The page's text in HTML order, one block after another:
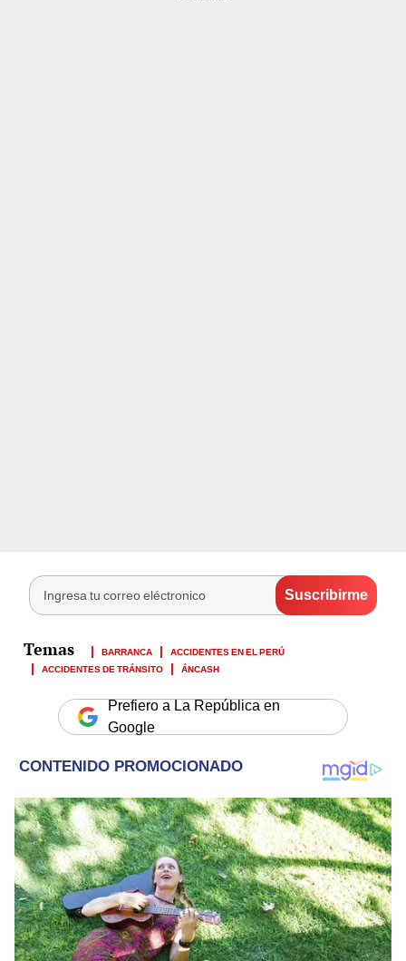
BARRANCA
ACCIDENTES EN EL PERÚ
ACCIDENTES DE TRÁNSITO
ÁNCASH
Prefiero a La República en
Google